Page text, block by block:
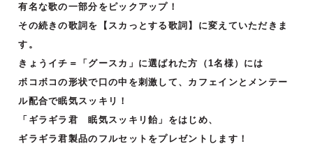
有名な歌の一部分をピックアップ！
その続きの歌詞を【スカっとする歌詞】に変えていただきま
す。
きょうイチ＝「グースカ」に選ばれた方（1名様）には
ボコボコの形状で口の中を刺激して、カフェインとメンテー
ル配合で眠気スッキリ！
「ギラギラ君 眠気スッキリ飴」をはじめ、
ギラギラ君製品のフルセットをプレゼントします！